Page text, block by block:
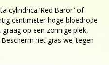
cylindrica ‘Red Baron’ of
centimeter hoge bloedrode
op een zonnige plek,
het gras wel tegen